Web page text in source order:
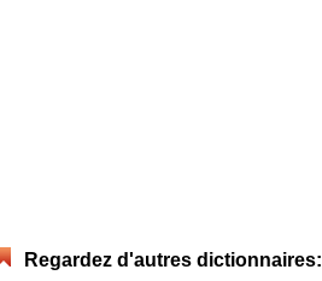
Regardez d'autres dictionnaires: